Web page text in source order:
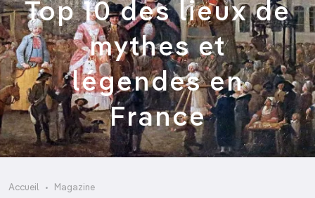
Votre recherche
Top 10 des lieux de
mythes et
légendes en
France
Accueil
Magazine